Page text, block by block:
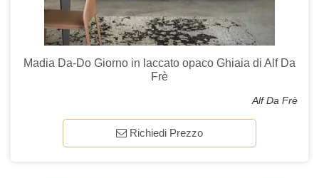
Madia Da-Do Giorno in laccato opaco Ghiaia di Alf Da
Frè
Alf Da Frè
Richiedi Prezzo